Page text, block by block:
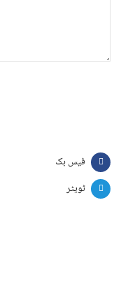
فیس بک
ٹویٹر